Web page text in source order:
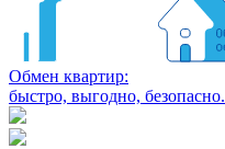
Обмен квартир:
быстро, выгодно, безопасно.